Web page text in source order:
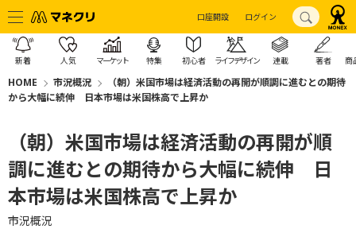
口座開設 ログイン
新着 人気 マーケット 特集 初心者 ライフデザイン 連載 著者 商
HOME 市況概況
（朝）米国市場は経済活動の再開が順調に進むとの期待
から大幅に続伸 日本市場は米国株高で上昇か
（朝）米国市場は経済活動の再開が順
調に進むとの期待から大幅に続伸 日
本市場は米国株高で上昇か
市況概況